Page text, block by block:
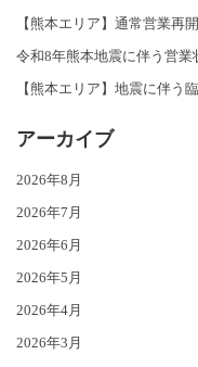
【熊本エリア】通常営業再
令和8年熊本地震に伴う営
【熊本エリア】地震に伴う
アーカイブ
2026年8月
2026年7月
2026年6月
2026年5月
2026年4月
2026年3月